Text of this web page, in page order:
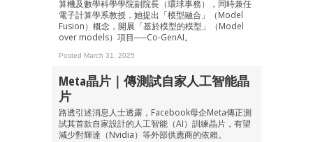
算機及數學科學學院副院長（環球事務），同時兼任
電子計算學系教授，她提出「模型融合」（Model
Fusion）概念，開展「基於模型的模型」（Model
over models）項目──Co-GenAI。
Posted March 31, 2025
Meta晶片｜傳測試自家人工智能晶
片
路透引述消息人士透露，Facebook母企Meta傳正測
試其首款自家設計的人工智能（AI）訓練晶片，有望
減少對輝達（Nvidia）等外部供應商的依賴。
成為 EJ Tech 會員